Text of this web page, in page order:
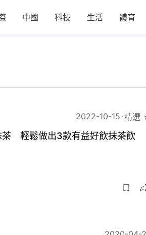
中國 科技 生活 體育
2022-10-15 精選
輕鬆做出3款有益好飲抹茶飲